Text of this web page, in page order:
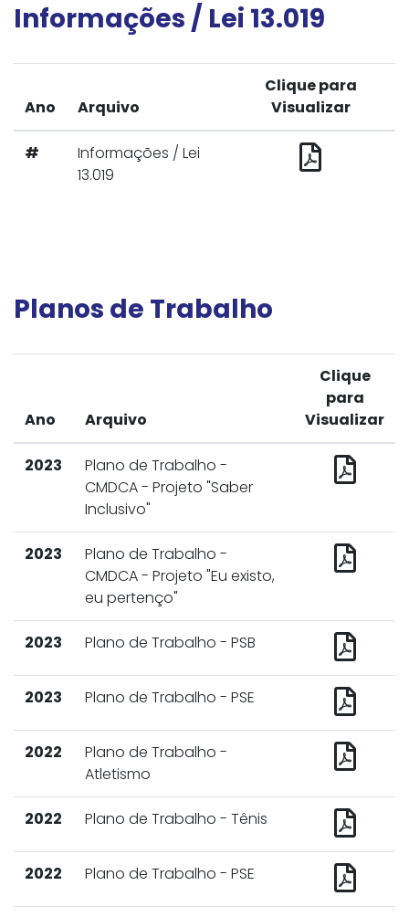
Informações / Lei 13.019
Ano Arquivo
Clique para
Visualizar
#
Informações / Lei
13.019
Planos de Trabalho
Ano Arquivo
Clique
para
Visualizar
2023
Plano de Trabalho -
CMDCA - Projeto "Saber
Inclusivo"
2023
Plano de Trabalho -
CMDCA - Projeto "Eu existo,
eu pertenço"
2023 Plano de Trabalho - PSB
2023 Plano de Trabalho - PSE
2022
Plano de Trabalho -
Atletismo
2022 Plano de Trabalho - Tênis
2022 Plano de Trabalho - PSE